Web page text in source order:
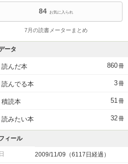
84 お気に入られ
7月の読書メーターまとめ
ータ
読んだ本 860冊
読んでる本 3冊
積読本 51冊
読みたい本 32冊
ィール
2009/11/09（6117日経過）